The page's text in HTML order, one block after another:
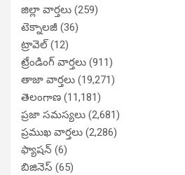
జిల్లా వార్తలు (259)
టెక్నాలజీ (36)
ట్రావెల్(12)
ట్రేండింగ్ వార్తలు (911)
తాజా వార్తలు (19,271)
తెలంగాణ (11,181)
ప్రజా సమస్యలు (2,681)
ప్రముఖ వార్తలు (2,286)
ఫ్యాషన్ (6)
బిజినెస్ (65)